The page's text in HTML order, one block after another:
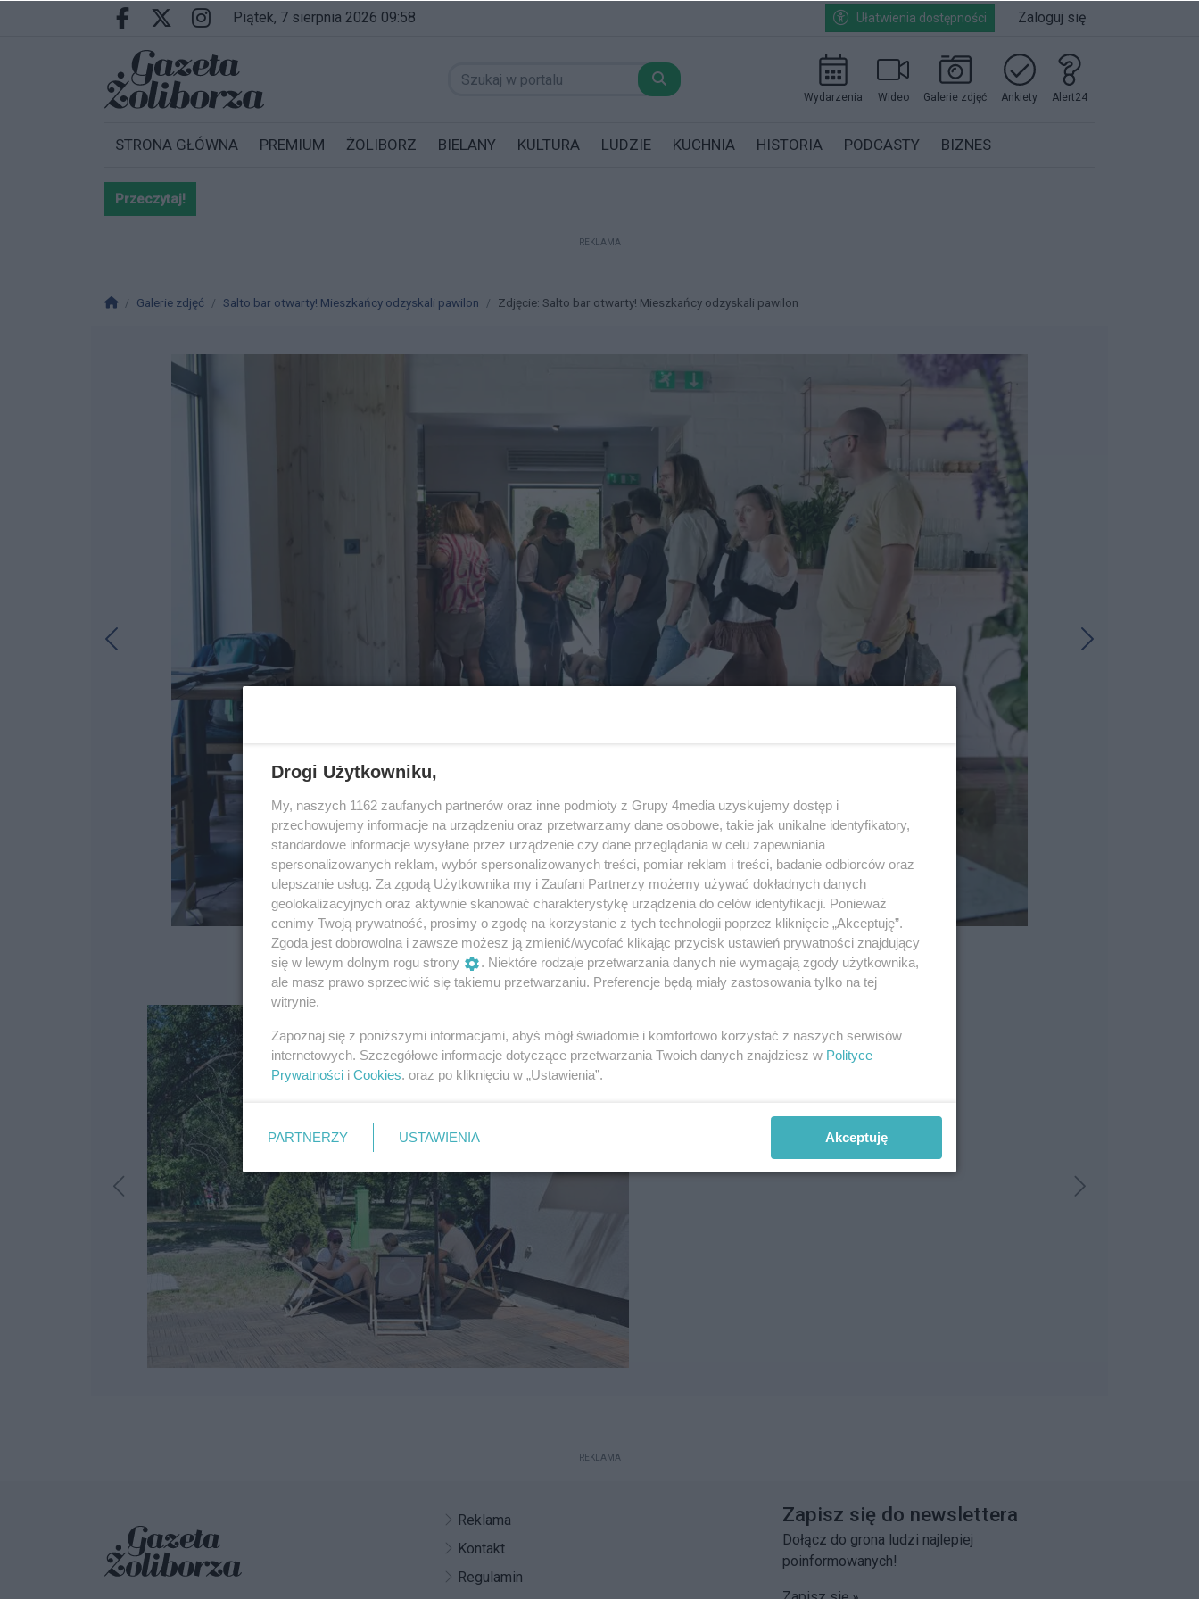
Przejdź do głównych treści
Przejdź do wyszukiwarki
Przejdź do głównego menu
Facebook.com
X.comInstagram.com
piątek, 7 sierpnia 2026 09:58 Ułatwienia dostępności Zaloguj się
Wydarzenia Wideo Galerie zdjęć Ankiety Alert24
STRONA GŁÓWNA PREMIUM ŻOLIBORZ BIELANY KULTURA LUDZIE KUCHNIA HISTORIA PODCASTY BIZNES
Przeczytaj!
REKLAMA
Strona główna
Galerie zdjęć Salto bar otwarty! Mieszkańcy odzyskali pawilon Zdjęcie: Salto bar otwarty! Mieszkańcy odzyskali pawilon
2 / 51
REKLAMA
Reklama
Kontakt
Regulamin
Zapisz się do newslettera
Dołącz do grona ludzi najlepiej
poinformowanych!
Drogi Użytkowniku,
My, naszych 1162 zaufanych partnerów oraz inne podmioty z Grupy 4media uzyskujemy dostęp i
przechowujemy informacje na urządzeniu oraz przetwarzamy dane osobowe, takie jak unikalne identyfikatory,
standardowe informacje wysyłane przez urządzenie czy dane przeglądania w celu zapewniania
spersonalizowanych reklam, wybór spersonalizowanych treści, pomiar reklam i treści, badanie odbiorców oraz
ulepszanie usług. Za zgodą Użytkownika my i Zaufani Partnerzy możemy używać dokładnych danych
geolokalizacyjnych oraz aktywnie skanować charakterystykę urządzenia do celów identyfikacji. Ponieważ
cenimy Twoją prywatność, prosimy o zgodę na korzystanie z tych technologii poprzez kliknięcie „Akceptuję”.
Zgoda jest dobrowolna i zawsze możesz ją zmienić/wycofać klikając przycisk ustawień prywatności znajdujący
się w lewym dolnym rogu strony
. Niektóre rodzaje przetwarzania danych nie wymagają zgody użytkownika,
ale masz prawo sprzeciwić się takiemu przetwarzaniu. Preferencje będą miały zastosowania tylko na tej
witrynie.
Zapoznaj się z poniższymi informacjami, abyś mógł świadomie i komfortowo korzystać z naszych serwisów
internetowych. Szczegółowe informacje dotyczące przetwarzania Twoich danych znajdziesz w Polityce
Prywatności i Cookies. oraz po kliknięciu w „Ustawienia”.
PARTNERZY USTAWIENIA Akceptuję